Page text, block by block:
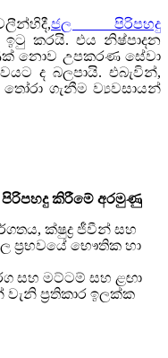
ජල පිරිපහදු
ඉටු කරයි. එය නිෂ්පාදන
නොව උපකරණ සේවා
ද බලපායි. එබැවින්,
ගැනීම ව්‍යවසායන්
පිරිපහදු කිරීමේ අරමුණු
ක්ෂුද්‍ර ජීවීන් සහ
ප්‍රභවයේ භෞතික හා
සහ මට්ටම් සහ ළඟා
ප්‍රතිකාර ඉලක්ක